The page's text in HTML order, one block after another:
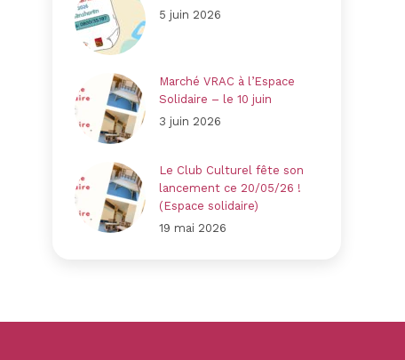
5 juin 2026
Marché VRAC à l’Espace
Solidaire – le 10 juin
3 juin 2026
Le Club Culturel fête son
lancement ce 20/05/26 !
(Espace solidaire)
19 mai 2026